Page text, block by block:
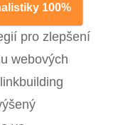
100%
pro zlepšení
webových